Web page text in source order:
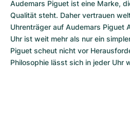
Audemars Piguet ist eine Marke,
Qualität steht. Daher vertrauen
Uhrenträger auf Audemars Piguet
Uhr ist weit mehr als nur ein
Piguet scheut nicht vor
Philosophie lässt sich in jeder Uhr